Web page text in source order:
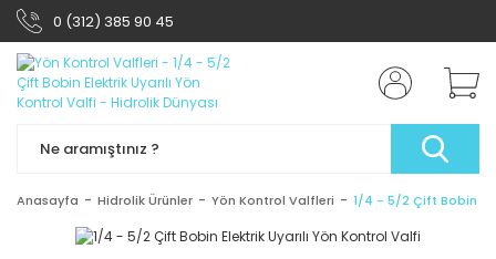
0 (312) 385 90 45
Anasayfa Hidrolik Ürünler Yön Kontrol Valfleri 1/4 - 5/2 Çift Bobin